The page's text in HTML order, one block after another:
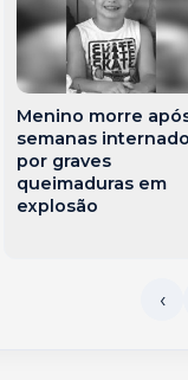
Menino morre
semanas internado
por graves
queimaduras em
explosão